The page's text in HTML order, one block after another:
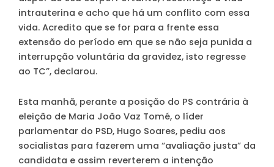
intrauterina e acho que há um conflito com essa
vida. Acredito que se for para a frente essa
extensão do período em que se não seja punida a
interrupção voluntária da gravidez, isto regresse
ao TC”, declarou.
Esta manhã, perante a posição do PS contrária à
eleição de Maria João Vaz Tomé, o líder
parlamentar do PSD, Hugo Soares, pediu aos
socialistas para fazerem uma “avaliação justa” da
candidata e assim reverterem a intenção